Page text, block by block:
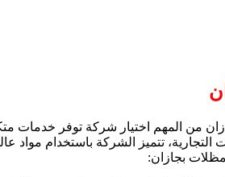
من المهم اختيار شركة توفر خدمات
التجارية، تتميز الشركة باستخدام
بجازان: